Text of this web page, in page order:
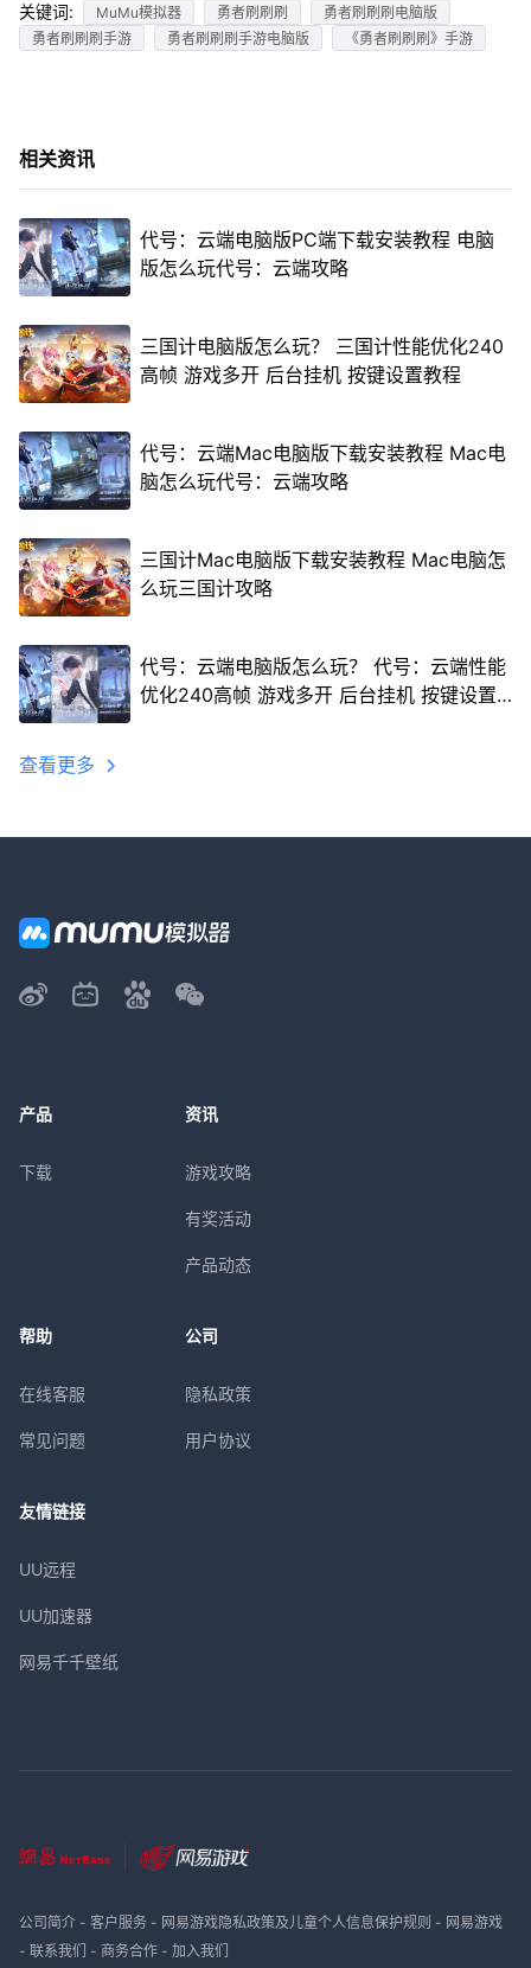
关键词: MuMu模拟器 勇者刷刷刷
勇者刷刷刷电脑版
勇者刷刷刷手游
勇者刷刷刷手游电脑版 《勇者刷刷刷》手游
相关资讯
代号：云端电脑版PC端下载安装教程 电脑
版怎么玩代号：云端攻略
三国计电脑版怎么玩？ 三国计性能优化240
高帧 游戏多开 后台挂机 按键设置教程
代号：云端Mac电脑版下载安装教程 Mac电
脑怎么玩代号：云端攻略
三国计Mac电脑版下载安装教程 Mac电脑怎
么玩三国计攻略
代号：云端电脑版怎么玩？ 代号：云端性能
优化240高帧 游戏多开 后台挂机 按键设置
查看更多
产品
下载
资讯
游戏攻略
有奖活动
产品动态
帮助
在线客服
常见问题
公司
隐私政策
用户协议
友情链接
UU远程
UU加速器
网易千千壁纸
公司简介- 客户服务- 网易游戏隐私政策及儿童个人信息保护规则 - 网易游戏
- 联系我们 - 商务合作- 加入我们